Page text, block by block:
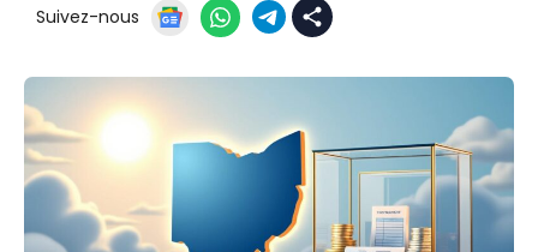
Suivez-nous